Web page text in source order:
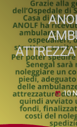
today 10